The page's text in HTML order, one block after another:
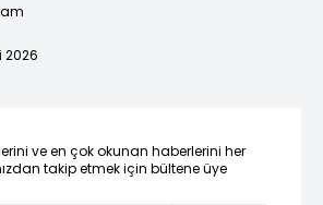
2026
ve en çok okunan haberlerini her
takip etmek için bültene üye